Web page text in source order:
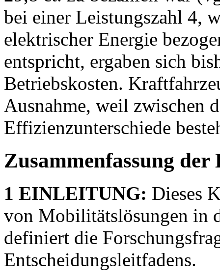
bei einer Leistungszahl 4,
elektrischer Energie
entspricht, ergaben sich
Betriebskosten.
Ausnahme, weil zwischen
Effizienzunterschiede
Zusammenfassung der
1 EINLEITUNG: Dieses
von Mobilitätslösungen in
definiert die
Entscheidungsleitfadens.